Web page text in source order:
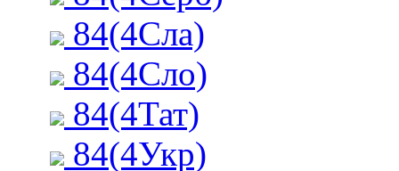
84(4Сла)
84(4Сло)
84(4Тат)
84(4Укр)